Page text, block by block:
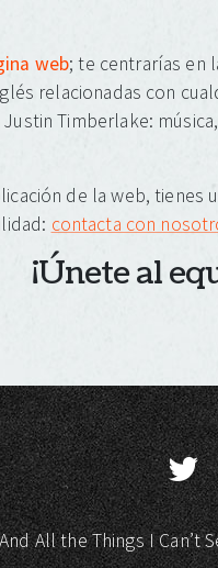
web; te centrarías en
relacionadas con
Timberlake:
de la web, tienes
contacta con
¡Únete al
All the Things I Can’t